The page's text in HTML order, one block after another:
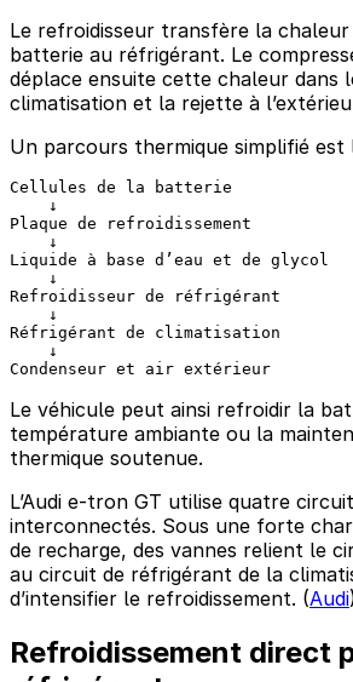
Le refroidisseur transfère la chaleur
batterie au réfrigérant. Le
déplace ensuite cette chaleur dans
climatisation et la rejette à
Un parcours thermique simplifié est
Cellules de la batterie
    ↓
Plaque de refroidissement
    ↓
Liquide à base d’eau et de glycol
    ↓
Refroidisseur de réfrigérant
    ↓
Réfrigérant de climatisation
    ↓
Le véhicule peut ainsi refroidir la
température ambiante ou la
thermique soutenue.
L’Audi e-tron GT utilise quatre
interconnectés. Sous une forte
de recharge, des vannes relient le
au circuit de réfrigérant de la
d’intensifier le refroidissement. (Audi
Refroidissement direct